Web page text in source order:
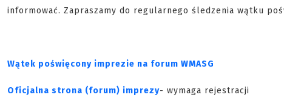
informować. Zapraszamy do regularnego śledzenia wątku
Wątek poświęcony imprezie na forum WMASG
Oficjalna strona (forum) imprezy- wymaga rejestracji